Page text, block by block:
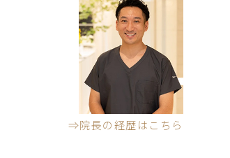
⇒院長の経歴はこちら